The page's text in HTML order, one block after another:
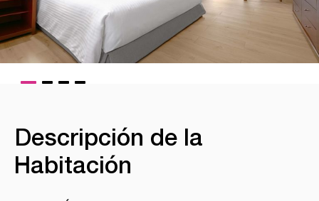
Descripción de la
Habitación